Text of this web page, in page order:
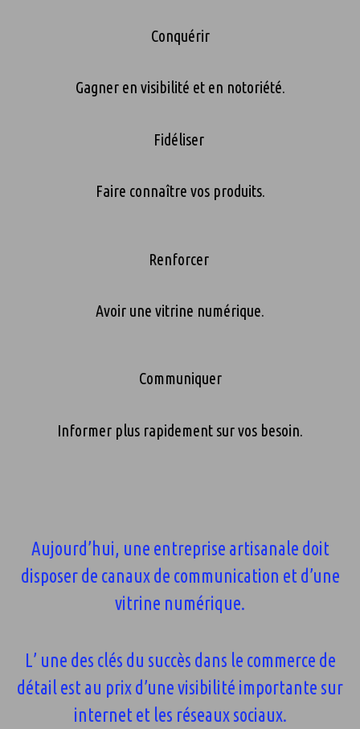
Conquérir
Gagner en visibilité et en notoriété.
Fidéliser
Faire connaître vos produits.
Renforcer
Avoir une vitrine numérique.
Communiquer
Informer plus rapidement sur vos besoin.
Aujourd’hui, une entreprise artisanale doit
disposer de canaux de communication et d’une
vitrine numérique.
L’ une des clés du succès dans le commerce de
détail est au prix d’une visibilité importante sur
internet et les réseaux sociaux.